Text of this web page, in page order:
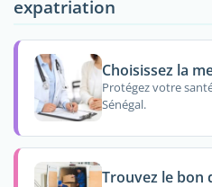
expatriation
Choisissez la
Protégez votre
Sénégal.
Trouvez le bon